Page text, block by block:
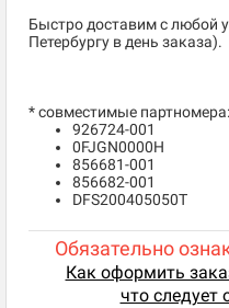
Быстро доставим с любой
Петербургу в день заказа).
* совместимые партномера:
926724-001
0FJGN0000H
856681-001
856682-001
DFS200405050T
Обязательно
Как оформить
что следует